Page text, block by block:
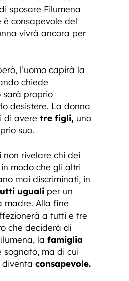
sposare Filumena
è consapevole del
vivrà ancora per
l’uomo capirà la
chiede
sarà proprio
desistere. La donna
di avere tre figli, uno
suo.
non rivelare chi dei
modo che gli altri
mai discriminati, in
uguali per un
madre. Alla fine
a tutti e tre
che deciderà di
la famiglia
sognato, ma di cui
diventa consapevole.